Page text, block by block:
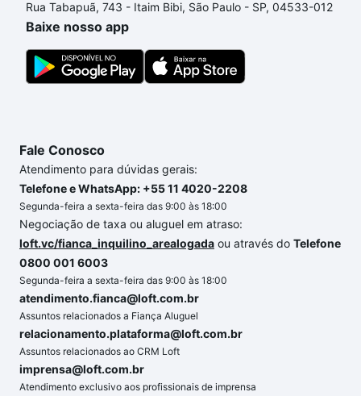
conforto. Loft, com você até as chaves.
Rua Tabapuã, 743 - Itaim Bibi, São Paulo - SP, 04533-012
Baixe nosso app
Fale Conosco
Atendimento para dúvidas gerais:
Telefone e WhatsApp: +55 11 4020-2208
Segunda-feira a sexta-feira das 9:00 às 18:00
Negociação de taxa ou aluguel em atraso:
loft.vc/fianca_inquilino_arealogada ou através do Telefone
0800 001 6003
Segunda-feira a sexta-feira das 9:00 às 18:00
atendimento.fianca@loft.com.br
Assuntos relacionados a Fiança Aluguel
relacionamento.plataforma@loft.com.br
Assuntos relacionados ao CRM Loft
imprensa@loft.com.br
Atendimento exclusivo aos profissionais de imprensa